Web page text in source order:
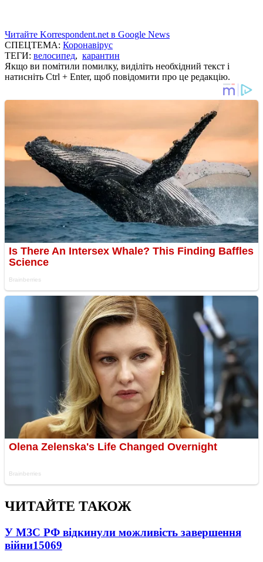
Читайте Korrespondent.net в Google News
СПЕЦТЕМА: Коронавірус
ТЕГИ: велосипед, карантин
Якщо ви помітили помилку, виділіть необхідний текст і
натисніть Ctrl + Enter, щоб повідомити про це редакцію.
ЧИТАЙТЕ ТАКОЖ
У МЗС РФ відкинули можливість завершення
війни15069